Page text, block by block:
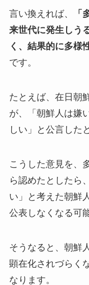
言い換えれば、
「
来世代に発生しう
く、結果的に多様
です。
たとえば、在日朝
が、「朝鮮人は嫌
しい」と公言した
こうした意見を、
ら認めたとしたら
い」と考えた朝鮮
公表しなくなる可
そうなると、朝鮮
顕在化されづらく
なります。